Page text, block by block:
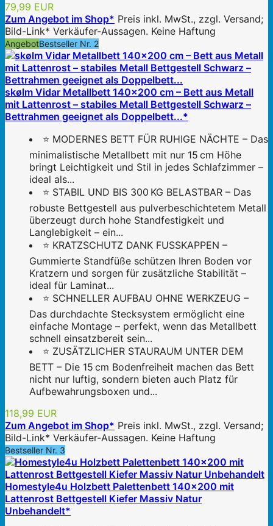
79,99 EUR
Zum Angebot im Shop* Preis inkl. MwSt., zzgl. Versand;
Bild-Link* Verkäufer-Aussagen. Keine Haftung
AngebotBestseller Nr. 2
skølm Vidar Metallbett 140x200 cm – Bett aus Metall
mit Lattenrost – stabiles Metall Bettgestell Schwarz –
Bettrahmen geeignet als Doppelbett...*
⭐ MODERNES BETT FÜR RUHIGE NÄCHTE – Das
minimalistische Metallbett mit nur 15 cm Höhe
bringt Leichtigkeit und Stil in jedes Schlafzimmer –
ideal als...
⭐ STABIL UND BIS 300 KG BELASTBAR – Das
robuste Bettgestell aus pulverbeschichtetem Metall
überzeugt durch hohe Standfestigkeit und
Langlebigkeit – ein...
⭐ KRATZSCHUTZ DANK FUSSKAPPEN –
Gummierte Standfüße schützen Ihren Boden vor
Kratzern und sorgen für zusätzliche Stabilität –
ideal für Laminat...
⭐ SCHNELLER AUFBAU OHNE WERKZEUG –
Das durchdachte Stecksystem ermöglicht eine
einfache Montage – perfekt, wenn das Metallbett
schnell einsatzbereit sein...
⭐ ZUSÄTZLICHER STAURAUM UNTER DEM
BETT – Die 15 cm Bodenfreiheit machen das Bett
nicht nur luftig, sondern bieten auch Platz für
Aufbewahrungsboxen und...
118,99 EUR
Zum Angebot im Shop* Preis inkl. MwSt., zzgl. Versand;
Bild-Link* Verkäufer-Aussagen. Keine Haftung
Bestseller Nr. 3
Homestyle4u Holzbett Palettenbett 140x200 mit
Lattenrost Bettgestell Kiefer Massiv Natur
Unbehandelt*